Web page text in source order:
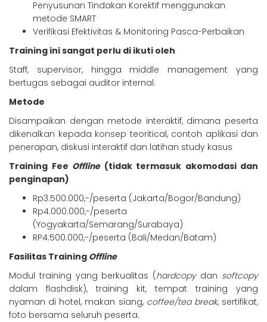
Penyusunan Tindakan Korektif menggunakan
metode SMART
Verifikasi Efektivitas & Monitoring Pasca-Perbaikan
Training ini sangat perlu di ikuti oleh
Staff, supervisor, hingga middle management yang
bertugas sebagai auditor internal.
Metode
Disampaikan dengan metode interaktif, dimana peserta
dikenalkan kepada konsep teoritical, contoh aplikasi dan
penerapan, diskusi interaktif dan latihan study kasus
Training Fee Offline (tidak termasuk akomodasi dan
penginapan)
Rp3.500.000,-/peserta (Jakarta/Bogor/Bandung)
Rp4.000.000,-/peserta
(Yogyakarta/Semarang/Surabaya)
RP4.500.000,-/peserta (Bali/Medan/Batam)
Fasilitas Training Offline
Modul training yang berkualitas (hardcopy dan softcopy
dalam flashdisk), training kit, tempat training yang
nyaman di hotel, makan siang, coffee/tea break, sertifikat,
foto bersama seluruh peserta.